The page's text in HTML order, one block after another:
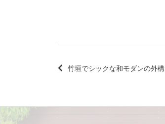
竹垣でシックな和モダンの外構